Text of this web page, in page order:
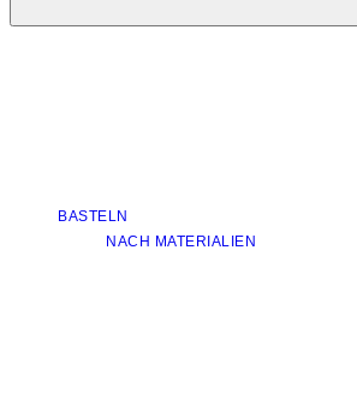
BASTELN
NACH MATERIALIEN